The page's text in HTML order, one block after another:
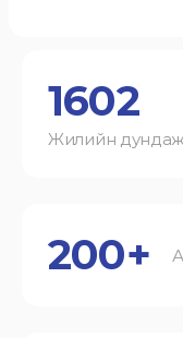
1602
Жилийн дундаж
200+